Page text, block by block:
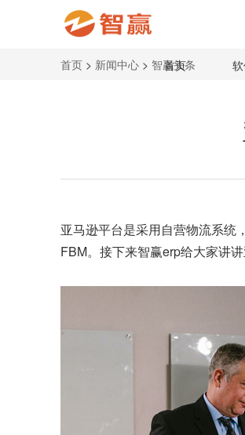
首页
首页 > 新闻中心 > 智赢头条
亚马逊平台是采用自营物流系统
FBM。接下来智赢erp给大家讲